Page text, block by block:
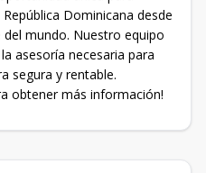
Dominicana desde
mundo. Nuestro equipo
asesoría necesaria para
segura y rentable.
obtener más información!